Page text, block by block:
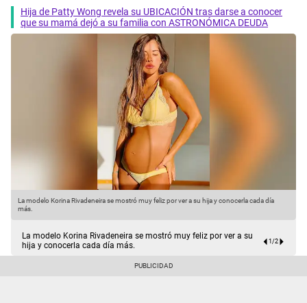
Hija de Patty Wong revela su UBICACIÓN tras darse a conocer
que su mamá dejó a su familia con ASTRONÓMICA DEUDA
La modelo Korina Rivadeneira se mostró muy feliz por ver a su hija y conocerla cada día
más.
La modelo Korina Rivadeneira se mostró muy feliz por ver a su
hija y conocerla cada día más.
1/2